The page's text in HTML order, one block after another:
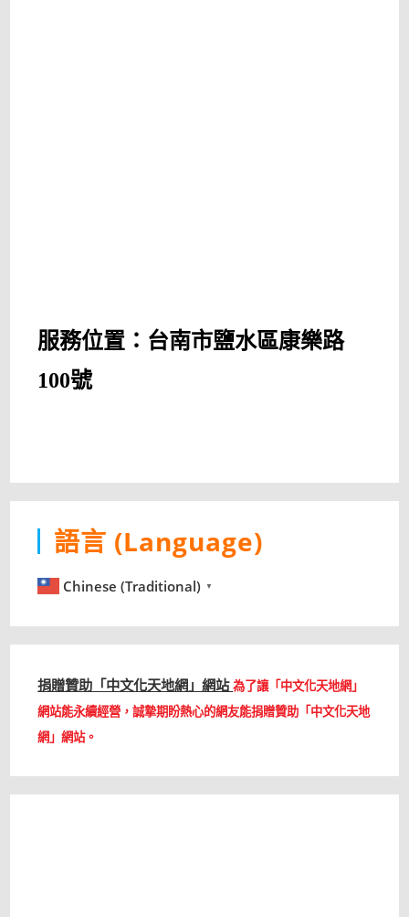
服務位置：台南市鹽水區康樂路
100號
語言 (Language)
Chinese (Traditional) ▼
捐贈贊助「中文化天地網」網站為了讓「中文化天地網」
網站能永續經營，誠摯期盼熱心的網友能捐贈贊助「中文化天地
網」網站。